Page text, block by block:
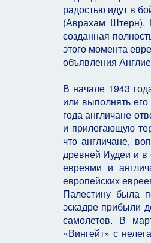
радостью идут в
(Аврахам Штерн).
созданная
этого момента
объявления
В начале 1943
или выполнять
года англичане
и прилегающую
что англичане,
древней Иудеи и в
евреями и
европейских
Палестину была
эскадре прибыли
самолетов. В
«Вингейт» с